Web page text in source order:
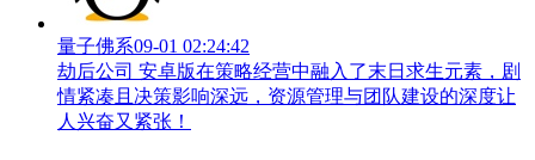
量子佛系09-01 02:24:42
劫后公司 安卓版在策略经营中融入了末日求生元素，剧
情紧凑且决策影响深远，资源管理与团队建设的深度让
人兴奋又紧张！